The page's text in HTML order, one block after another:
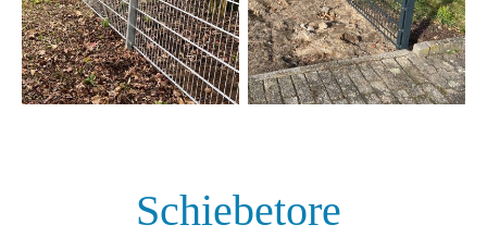
Schiebetore